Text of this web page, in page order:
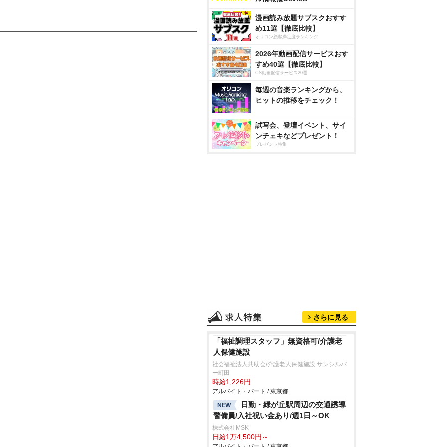
漫画読み放題サブスクおすす
め11選【徹底比較】
オリコン顧客満足度ランキング
2026年動画配信サービスおす
すめ40選【徹底比較】
CS動画配信サービス20選
毎週の音楽ランキングから、
ヒットの推移をチェック！
試写会、登壇イベント、サイ
ンチェキなどプレゼント！
プレゼント特集
さらに見る
「福祉調理スタッフ」無資格可/介護老
人保健施設
社会福祉法人共助会/介護老人保健施設 サンシルバ
ー町田
時給1,226円
アルバイト・パート / 東京都
NEW
日勤・緑が丘駅周辺の交通誘導
警備員/入社祝い金あり/週1日～OK
株式会社MSK
日給1万4,500円～